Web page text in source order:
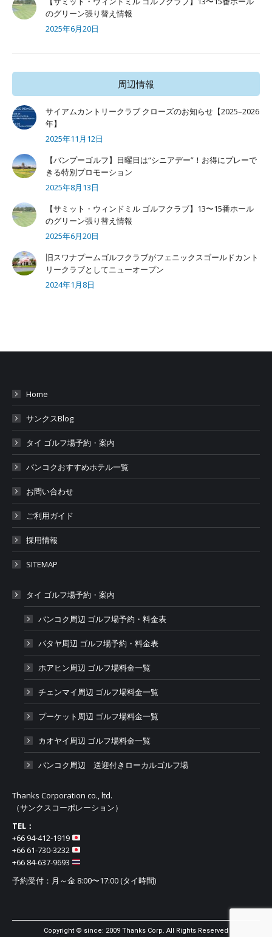
のグリーン張り替え情報
2025年6月20日
周辺情報
サイアムカントリークラブ クローズのお知らせ【2025–2026
年】
2025年11月12日
【バンプーゴルフ】日曜日は“シニアデー”！お得にプレーで
きる特別プロモーション
2025年8月13日
【サミット・ウィンドミル ゴルフクラブ】13〜15番ホール
のグリーン張り替え情報
2025年6月20日
旧スワナプームゴルフクラブがフェニックスゴールドカント
リークラブとしてニューオープン
2024年1月8日
Home
サンクスBlog
タイ ゴルフ場予約・案内
バンコクおすすめホテル一覧
お問い合わせ
ご利用ガイド
採用情報
SITEMAP
タイ ゴルフ場予約・案内
バンコク周辺 ゴルフ場予約・料金表
パタヤ周辺 ゴルフ場予約・料金表
ホアヒン周辺 ゴルフ場料金一覧
チェンマイ周辺 ゴルフ場料金一覧
プーケット周辺 ゴルフ場料金一覧
カオヤイ周辺 ゴルフ場料金一覧
バンコク周辺 送迎付きローカルゴルフ場
Thanks Corporation co., ltd.
（サンクスコーポレーション）
TEL：
+66 94-412-1919​
+66 61-730-3232
+66 84-637-9693
予約受付：月～金 8:00〜17:00 (タイ時間)
Copyright © since: 2009 Thanks Corp. All Rights Reserved